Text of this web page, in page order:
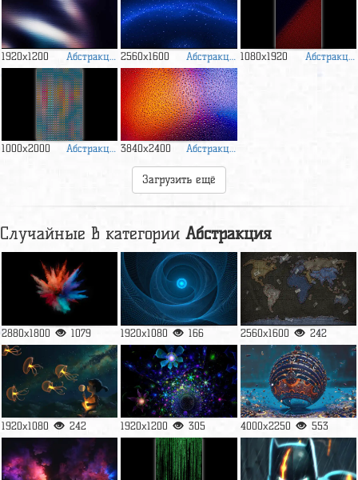
1920x1200 Абстракция 2560x1600 Абстракция 1080x1920 Абстракция
1000x2000 Абстракция 3840x2400 Абстракция
Загрузить ещё
Случайные в категории Абстракция
2880x1800 1079 1920x1080 166 2560x1600 242
1920x1080 242 1920x1200 305 4000x2250 553